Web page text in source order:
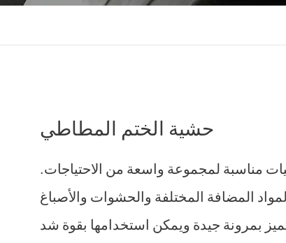
حشية الختم المطاطي
مناسبة لمجموعة واسعة من الاحتياجات.
المضافة المختلفة والحشوات والأصباغ
بمرونة جيدة ويمكن استخدامها بقوة شد